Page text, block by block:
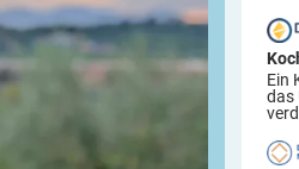
Ein
das